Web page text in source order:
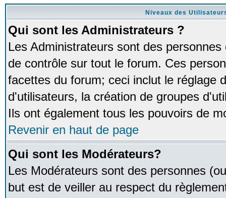
Niveaux des
Qui sont les Administrateurs ?
Les Administrateurs sont des
de contrôle sur tout le forum. Ces
facettes du forum; ceci inclut le réglage
d'utilisateurs, la création de groupes
Ils ont également tous les pouvoirs de
Revenir en haut de page
Qui sont les Modérateurs?
Les Modérateurs sont des personnes
but est de veiller au respect du